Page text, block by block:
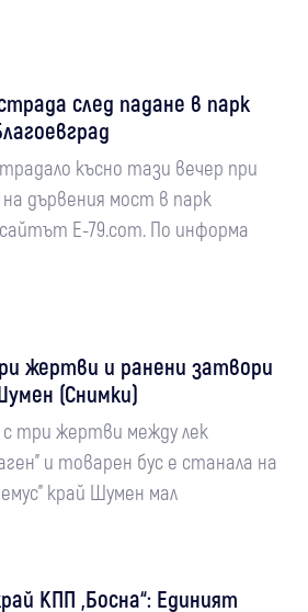
след падане в парк
късно тази вечер при
дървения мост в парк
E-79.com. По информа
жертви и ранени затвори
(Снимки)
три жертви между лек
и товарен бус е станала на
край Шумен мал
КПП „Босна“: Единият